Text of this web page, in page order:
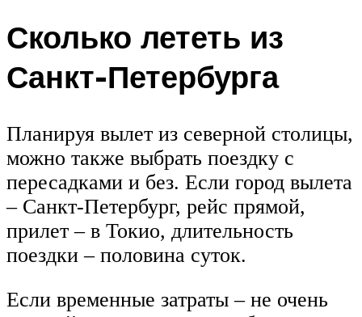
Сколько лететь из
Санкт-Петербурга
Планируя вылет из северной столицы,
можно также выбрать поездку с
пересадками и без. Если город вылета
– Санкт-Петербург, рейс прямой,
прилет – в Токио, длительность
поездки – половина суток.
Если временные затраты – не очень